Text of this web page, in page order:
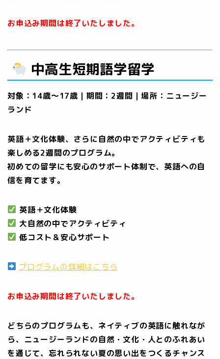
お申込み期間は終了いたしました。
中高生短期語学留学
対象：14歳〜17歳｜期間：2週間｜場所：ニュージー
ランド
英語＋文化体験、さらに自然の中でアクティビティも
楽しめる2週間のプログラム。
初めての留学にも安心のサポート体制で、英語への自
信を育てます。
英語＋文化体験
大自然の中でアクティビティ
低コスト＆安心サポート
プログラムの詳細はこちら
お申込み期間は終了いたしました。
どちらのプログラムも、ネイティブの英語に触れなが
ら、ニュージーランドの自然・文化・人とのふれあい
を通じて、忘れられない夏の思い出をつくるチャンス